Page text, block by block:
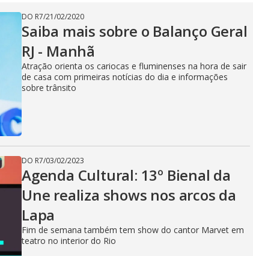
V
i
d
e
o
DO R7/21/02/2020
Saiba mais sobre o Balanço Geral
RJ - Manhã
Atração orienta os cariocas e fluminenses na hora de sair
de casa com primeiras notícias do dia e informações
sobre trânsito
DO R7/03/02/2023
Agenda Cultural: 13º Bienal da
Une realiza shows nos arcos da
Lapa
Fim de semana também tem show do cantor Marvet em
teatro no interior do Rio